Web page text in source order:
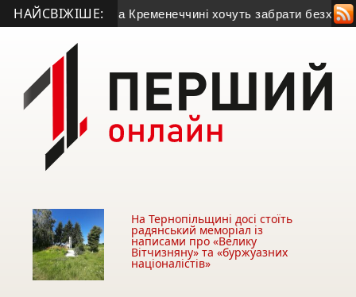
НАЙСВІЖІШЕ:
у Тернополі • На Кременеччині хочуть забрати безхазяйну
На Тернопільщині досі стоїть
радянський меморіал із
написами про «Велику
Вітчизняну» та «буржуазних
націоналістів»